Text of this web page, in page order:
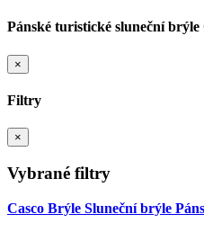
Pánské turistické sluneční brýle
×
Filtry
×
Vybrané filtry
Casco Brýle Sluneční brýle